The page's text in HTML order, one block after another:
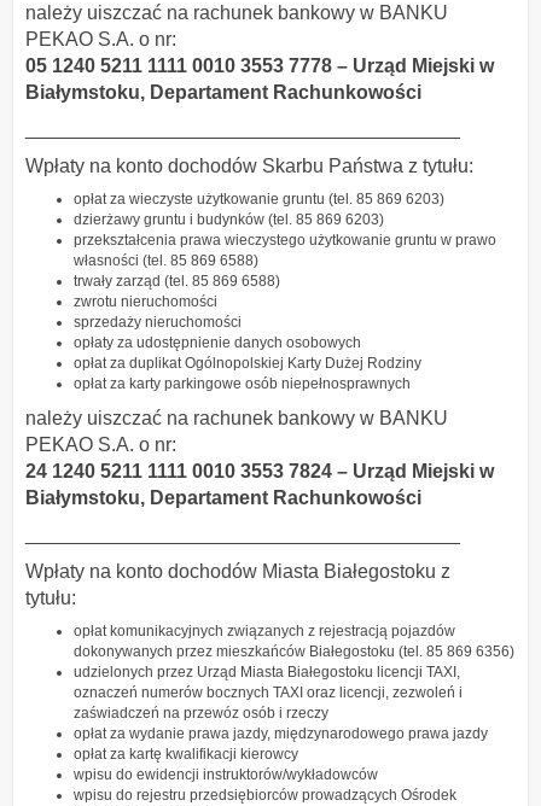
należy uiszczać na rachunek bankowy w BANKU
PEKAO S.A. o nr:
05 1240 5211 1111 0010 3553 7778 – Urząd Miejski w
Białymstoku, Departament Rachunkowości
Wpłaty na konto dochodów Skarbu Państwa z tytułu:
opłat za wieczyste użytkowanie gruntu (tel. 85 869 6203)
dzierżawy gruntu i budynków (tel. 85 869 6203)
przekształcenia prawa wieczystego użytkowanie gruntu w prawo
własności (tel. 85 869 6588)
trwały zarząd (tel. 85 869 6588)
zwrotu nieruchomości
sprzedaży nieruchomości
opłaty za udostępnienie danych osobowych
opłat za duplikat Ogólnopolskiej Karty Dużej Rodziny
opłat za karty parkingowe osób niepełnosprawnych
należy uiszczać na rachunek bankowy w BANKU
PEKAO S.A. o nr:
24 1240 5211 1111 0010 3553 7824 – Urząd Miejski w
Białymstoku, Departament Rachunkowości
Wpłaty na konto dochodów Miasta Białegostoku z
tytułu:
opłat komunikacyjnych związanych z rejestracją pojazdów
dokonywanych przez mieszkańców Białegostoku (tel. 85 869 6356)
udzielonych przez Urząd Miasta Białegostoku licencji TAXI,
oznaczeń numerów bocznych TAXI oraz licencji, zezwoleń i
zaświadczeń na przewóz osób i rzeczy
opłat za wydanie prawa jazdy, międzynarodowego prawa jazdy
opłat za kartę kwalifikacji kierowcy
wpisu do ewidencji instruktorów/wykładowców
wpisu do rejestru przedsiębiorców prowadzących Ośrodek